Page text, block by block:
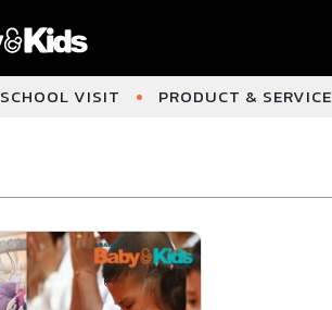
SCHOOL VISIT PRODUCT & SERVICE